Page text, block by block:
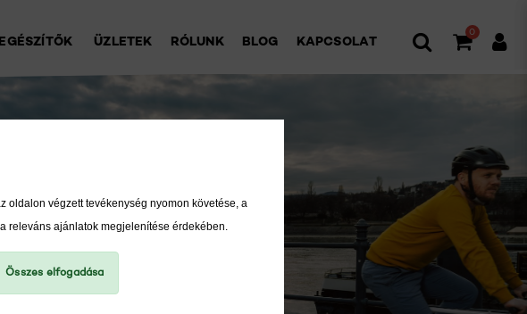
oldalon végzett tevékenység nyomon követése, a
releváns ajánlatok megjelenítése érdekében.
Összes elfogadása
0
ÜZLETEK RÓLUNK BLOG KAPCSOLAT